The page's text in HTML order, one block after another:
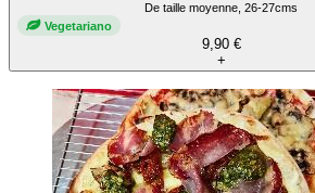
De taille moyenne, 26-27cms
Vegetariano
9,90 €
+